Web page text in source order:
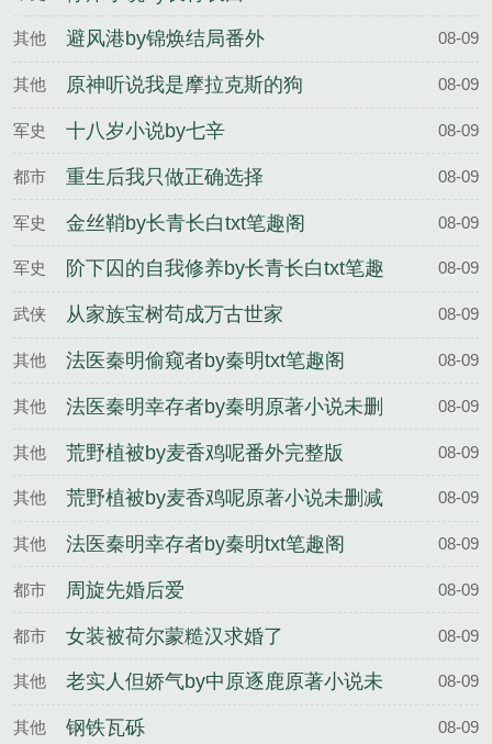
其他 避风港by锦焕结局番外 08-09
其他 原神听说我是摩拉克斯的狗 08-09
军史 十八岁小说by七辛 08-09
都市 重生后我只做正确选择 08-09
军史 金丝鞘by长青长白txt笔趣阁 08-09
军史
阶下囚的自我修养by长青长白txt笔趣
阁
08-09
武侠 从家族宝树苟成万古世家 08-09
其他 法医秦明偷窥者by秦明txt笔趣阁 08-09
其他
法医秦明幸存者by秦明原著小说未删
减
08-09
其他 荒野植被by麦香鸡呢番外完整版 08-09
其他 荒野植被by麦香鸡呢原著小说未删减 08-09
其他 法医秦明幸存者by秦明txt笔趣阁 08-09
都市 周旋先婚后爱 08-09
都市 女装被荷尔蒙糙汉求婚了 08-09
其他
老实人但娇气by中原逐鹿原著小说未
删减
08-09
其他 钢铁瓦砾 08-09